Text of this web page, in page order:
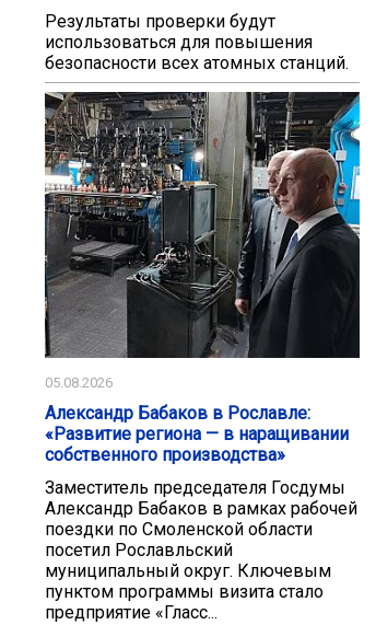
Результаты проверки будут
использоваться для повышения
безопасности всех атомных станций.
05.08.2026
Александр Бабаков в Рославле:
«Развитие региона — в наращивании
собственного производства»
Заместитель председателя Госдумы
Александр Бабаков в рамках рабочей
поездки по Смоленской области
посетил Рославльский
муниципальный округ. Ключевым
пунктом программы визита стало
предприятие «Гласс...